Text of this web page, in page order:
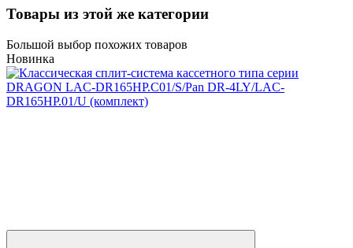
Товары из этой же категории
Большой выбор похожих товаров
Новинка